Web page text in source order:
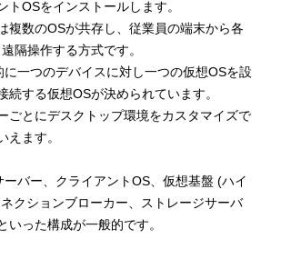
トOSをインストールします。
複数のOSが共存し、従業員の端末から各
隔操作する方式です。
一つのデバイスに対し一つの仮想OSを設
続する仮想OSが決められています。
ごとにデスクトップ環境をカスタマイズで
えます。
バー、クライアントOS、仮想基盤 (ハイ
クションブローカー、ストレージサーバ
いった構成が一般的です。